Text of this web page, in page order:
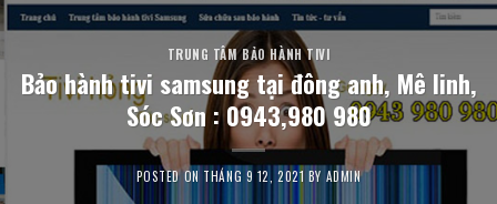
TRUNG TÂM BẢO HÀNH TIVI
Bảo hành tivi samsung tại đông anh, Mê linh,
Sóc Sơn : 0943,980 980
POSTED ON THÁNG 9 12, 2021 BY ADMIN